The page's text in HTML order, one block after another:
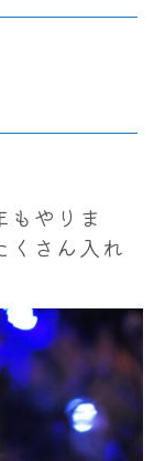
やりま
さん入れ